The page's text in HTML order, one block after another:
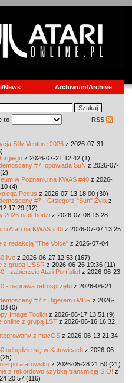
News Archiwum/Archive
to RSS
Silly Venture 2026 z 2026-07-31
z 2026-07-21 12:42 (1)
#7: opowiada SuN z 2026-07-
w Poznaniu na KWAS #40 z 2026-
(4)
Pecuś z 2026-07-13 18:00 (30)
#7 - Grzegorz "Sun" Żyła z
17:29 (12)
2026 nadchodzi z 2026-07-08 15:28
i Atari na KWAS #40 z 2026-07-07 13:25
z redakcją "The Voice" z 2026-07-04
live z 2026-06-27 12:53 (167)
z grupą USSR z 2026-06-26 19:36 (11)
- zabierzcie Atari Portfolio! z 2026-06-23
- naprawa retrosprzętu z 2026-06-21
#7 z Bigerem i MBR z 2026-
(0)
Image Toolkit z 2026-06-17 13:51 (9)
online z grupą LST z 2026-06-16 16:32
z macOS z 2026-06-13 21:34
odbędzie się w Katowicach z 2026-06-
po atarowsku z 2026-05-28 21:50 (21)
z rekordowo szybką transmisją SIO! z
20:57 (116)